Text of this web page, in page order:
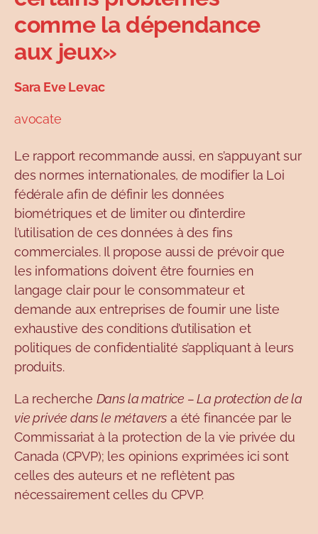
comme la dépendance
aux jeux»
Sara Eve Levac
avocate
Le rapport recommande aussi, en s’appuyant sur
des normes internationales, de modifier la Loi
fédérale afin de définir les données
biométriques et de limiter ou d’interdire
l’utilisation de ces données à des fins
commerciales. Il propose aussi de prévoir que
les informations doivent être fournies en
langage clair pour le consommateur et
demande aux entreprises de fournir une liste
exhaustive des conditions d’utilisation et
politiques de confidentialité s’appliquant à leurs
produits.
La recherche Dans la matrice – La protection de la
vie privée dans le métavers a été financée par le
Commissariat à la protection de la vie privée du
Canada (CPVP); les opinions exprimées ici sont
celles des auteurs et ne reflètent pas
nécessairement celles du CPVP.